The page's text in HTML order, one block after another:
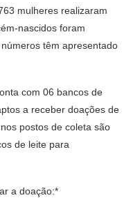
mulheres realizaram
nascidos foram
têm apresentado
com 06 bancos de
a receber doações de
postos de coleta são
de leite para
a doação:*